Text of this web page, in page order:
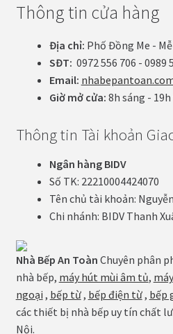
Thông tin cửa hàng
Địa chỉ: Phố Đồng Me -
SĐT: 0972 556 706 - 0989
Email:
Giờ mở cửa: 8h sáng -
Thông tin Tài khoản
Ngân hàng BIDV
Số TK: 22210004424070
Tên chủ tài khoản:
Chi nhánh: BIDV Thanh
Nhà Bếp An Toàn Chuyên phân
nhà bếp, máy hút mùi âm tủ,
ngoại , bếp từ, bếp điện từ, bếp
các thiết bị nhà bếp uy tín chất
Nội.